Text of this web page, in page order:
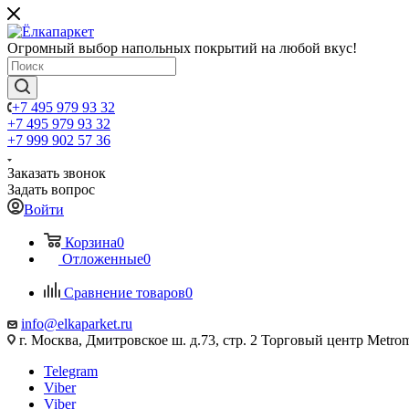
Огромный выбор напольных покрытий на любой вкус!
+7 495 979 93 32
+7 495 979 93 32
+7 999 902 57 36
Заказать звонок
Задать вопрос
Войти
Корзина0
Отложенные0
Сравнение товаров0
info@elkaparket.ru
г. Москва, Дмитровское ш. д.73, стр. 2 Торговый центр
Telegram
Viber
Viber